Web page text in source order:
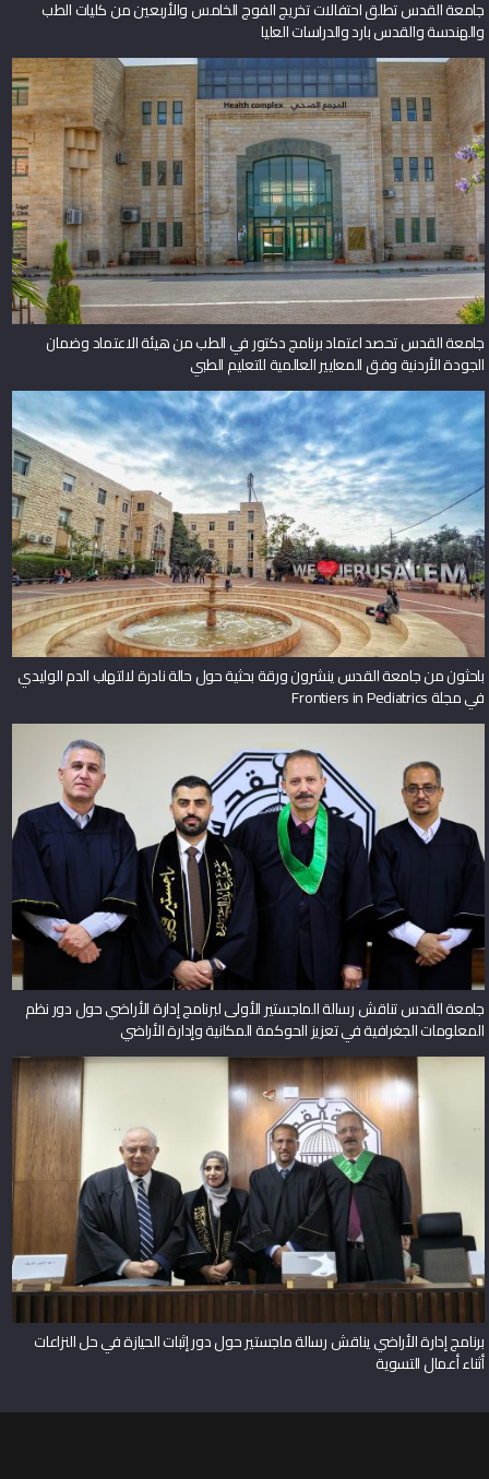
جامعة القدس تطلق احتفالات تخريج الفوج الخامس والأربعين من كليات الطب
والهندسة والقدس بارد والدراسات العليا
جامعة القدس تحصد اعتماد برنامج دكتور في الطب من هيئة الاعتماد وضمان
الجودة الأردنية وفق المعايير العالمية للتعليم الطبي
باحثون من جامعة القدس ينشرون ورقة بحثية حول حالة نادرة لالتهاب الدم الوليدي
في مجلة Frontiers in Pediatrics
جامعة القدس تناقش رسالة الماجستير الأولى لبرنامج إدارة الأراضي حول دور نظم
المعلومات الجغرافية في تعزيز الحوكمة المكانية وإدارة الأراضي
برنامج إدارة الأراضي يناقش رسالة ماجستير حول دور إثبات الحيازة في حل النزاعات
أثناء أعمال التسوية